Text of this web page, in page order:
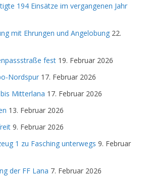
194 Einsätze im vergangenen Jahr
mit Ehrungen und Angelobung 22.
fest 19. Februar 2026
Nordspur 17. Februar 2026
Mitterlana 17. Februar 2026
13. Februar 2026
9. Februar 2026
1 zu Fasching unterwegs 9. Februar
der FF Lana 7. Februar 2026